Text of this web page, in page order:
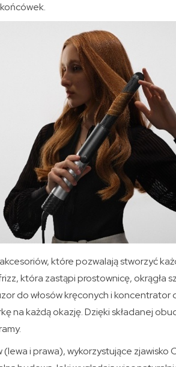
które pozwalają stworzyć
która zastąpi prostownicę, okrągła
do włosów kręconych i koncentrator
na każdą okazję. Dzięki składanej
i prawa), wykorzystujące zjawisko